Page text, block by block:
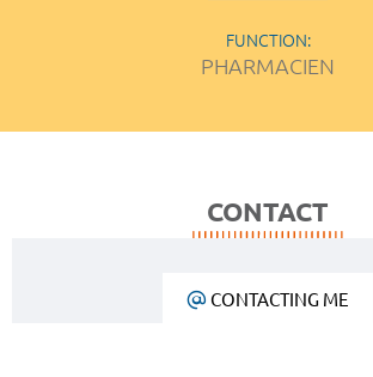
FUNCTION:
PHARMACIEN
CONTACT
CONTACTING ME